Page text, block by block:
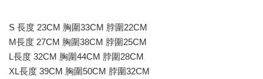
S 長度 23CM 胸圍33CM 脖圍22CM
M長度 27CM 胸圍38CM 脖圍25CM
L長度 32CM 胸圍44CM 脖圍28CM
XL長度 39CM 胸圍50CM 脖圍32CM